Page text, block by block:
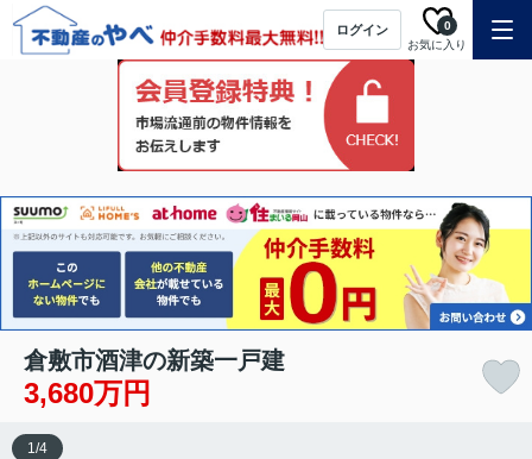
ログイン
お気に入り
0
倉敷市酒津の新築一戸建
3,680万円
1/4